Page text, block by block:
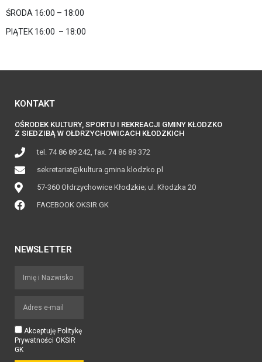
ŚRODA 16:00 – 18:00
PIĄTEK 16:00 – 18:00
KONTAKT
OŚRODEK KULTURY, SPORTU I REKREACJI GMINY KŁODZKO
Z SIEDZIBĄ W OŁDRZYCHOWICACH KŁODZKICH
tel. 74 86 89 242, fax. 74 86 89 372
sekretariat@kultura.gmina.klodzko.pl
57-360 Ołdrzychowice Kłodzkie; ul. Kłodzka 20
FACEBOOK OKSIR GK
NEWSLETTER
Akceptuję Politykę
Prywatności OKSIR
GK